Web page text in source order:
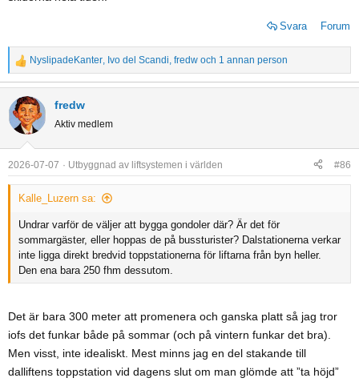
Svara Forum
R
e
a
c
t
i
o
n
NyslipadeKanter, Ivo del Scandi, fredw och 1 annan person
fredw
Aktiv medlem
2026-07-07 Utbyggnad av liftsystemen i världen #86
Kalle_Luzern sa:
Undrar varför de väljer att bygga gondoler där? Är det för
sommargäster, eller hoppas de på bussturister? Dalstationerna verkar
inte ligga direkt bredvid toppstationerna för liftarna från byn heller.
Den ena bara 250 fhm dessutom.
Det är bara 300 meter att promenera och ganska platt så jag tror
iofs det funkar både på sommar (och på vintern funkar det bra).
Men visst, inte idealiskt. Mest minns jag en del stakande till
dalliftens toppstation vid dagens slut om man glömde att ”ta höjd”